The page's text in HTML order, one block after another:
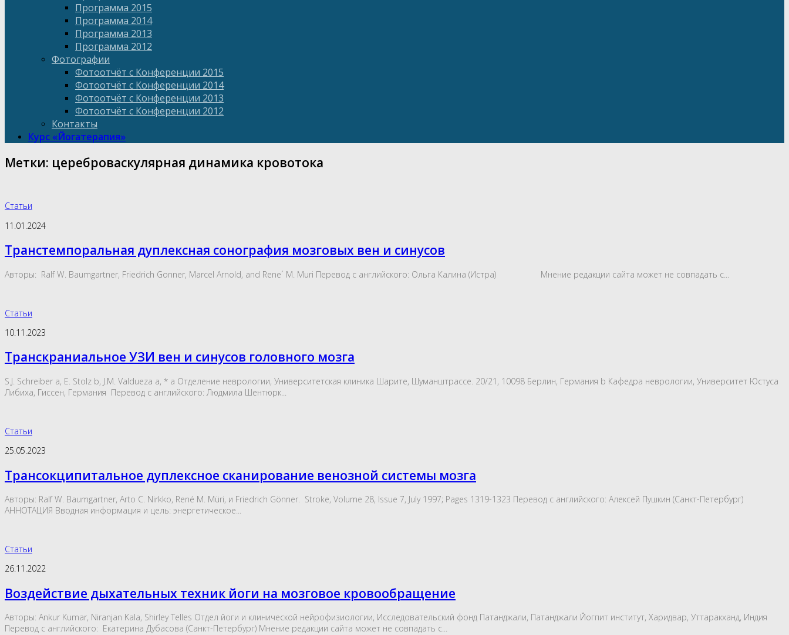
Программа 2015
Программа 2014
Программа 2013
Программа 2012
Фотографии
Фотоотчёт с Конференции 2015
Фотоотчёт с Конференции 2014
Фотоотчёт с Конференции 2013
Фотоотчёт с Конференции 2012
Контакты
Курс «Йогатерапия»
Метки: цереброваскулярная динамика кровотока
Статьи
11.01.2024
Транстемпоральная дуплексная сонография мозговых вен и синусов
Авторы: Ralf W. Baumgartner, Friedrich Gonner, Marcel Arnold, and Rene´ M. Muri Перевод с английского: Ольга Калина (Истра) Мнение редакции сайта может не совпадать с...
Статьи
10.11.2023
Транскраниальное УЗИ вен и синусов головного мозга
S.J. Schreiber a, E. Stolz b, J.M. Valdueza a, * a Отделение неврологии, Университетская клиника Шарите, Шуманштрассе. 20/21, 10098 Берлин, Германия b Кафедра неврологии, Университет Юстуса
Либиха, Гиссен, Германия Перевод с английского: Людмила Шентюрк...
Статьи
25.05.2023
Трансокципитальное дуплексное сканирование венозной системы мозга
Авторы: Ralf W. Baumgartner, Arto C. Nirkko, René M. Müri, и Friedrich Gönner. Stroke, Volume 28, Issue 7, July 1997; Pages 1319-1323 Перевод с английского: Алексей Пушкин (Санкт-Петербург)
АННОТАЦИЯ Вводная информация и цель: энергетическое...
Статьи
26.11.2022
Воздействие дыхательных техник йоги на мозговое кровообращение
Авторы: Ankur Kumar, Niranjan Kala, Shirley Telles Отдел йоги и клинической нейрофизиологии, Исследовательский фонд Патанджали, Патанджали Йогпит институт, Харидвар, Уттаракханд, Индия
Перевод с английского: Екатерина Дубасова (Санкт-Петербург) Мнение редакции сайта может не совпадать с...